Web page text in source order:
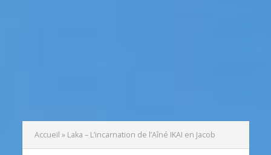
Accueil » Laka – L’incarnation de l’Aîné IKAI en Jacob